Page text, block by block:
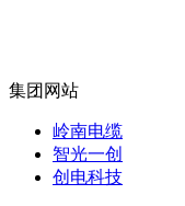
集团网站
岭南电缆
智光一创
创电科技